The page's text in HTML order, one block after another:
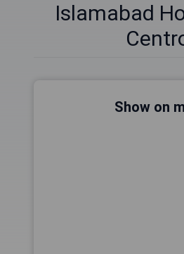
Islamabad
Show on